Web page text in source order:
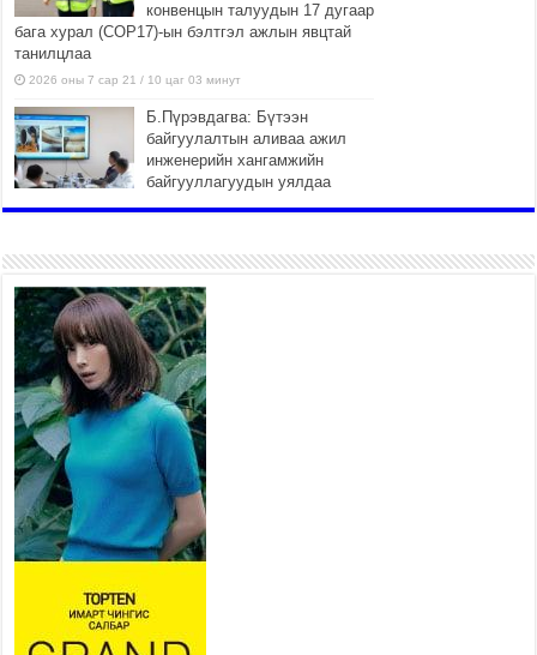
конвенцын талуудын 17 дугаар
бага хурал (СОР17)-ын бэлтгэл ажлын явцтай
танилцлаа
2026 оны 7 сар 21 / 10 цаг 03 минут
Б.Пүрэвдагва: Бүтээн
байгуулалтын аливаа ажил
инженерийн хангамжийн
байгууллагуудын уялдаа
холбоогүйгээс саатах ёсгүй
“Сэлбэ 20 минутын хот”
төслийн анхны 12 давхар
барилгын үндсэн карказ,
цутгалтын ажил дууслаа
2026 оны 7 сар 20 / 17 цаг 17 минут
Мопед, скүүтер, тэдгээртэй
адилтгах үзүүлэлт бүхий
тээврийн хэрэгсэлтэй
холбоотой нийслэлийн засаг
дарга захирамж гаргалаа
2026 оны 7 сар 20 / 17 цаг 11 минут
Төв цэвэрлэх байгууламжид хоногт дунджаар 3
тонн хатуу хог хаягдал ирж байна
2026 оны 7 сар 20 / 12 цаг 06 минут
“Эхийн алдар” одонгийн шаардлагыг